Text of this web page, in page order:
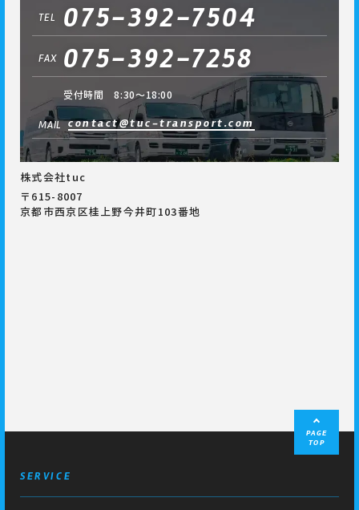
TEL 075-392-7504
FAX 075-392-7258
受付時間 8:30～18:00
MAIL contact@tuc-transport.com
株式会社tuc
〒615-8007
京都市西京区桂上野今井町103番地
PAGE
TOP
SERVICE